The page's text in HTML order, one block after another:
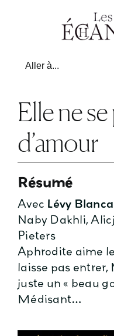
Aller à...
Elle ne
d’amour
Résumé
Avec Lévy
Naby Dakhli,
Pieters
Aphrodite aime
laisse pas entrer,
juste un « beau
Médisant…